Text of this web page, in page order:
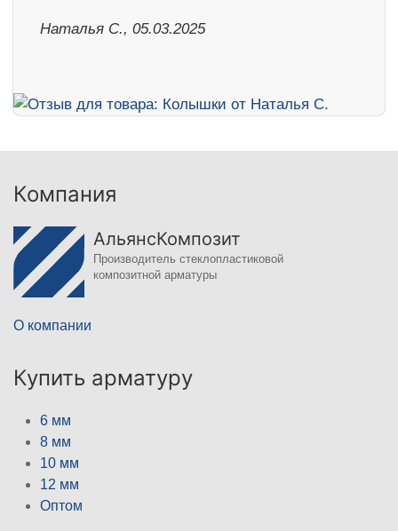
Наталья С., 05.03.2025
Компания
АльянсКомпозит
Производитель стеклопластиковой
композитной арматуры
О компании
Купить арматуру
6 мм
8 мм
10 мм
12 мм
Оптом